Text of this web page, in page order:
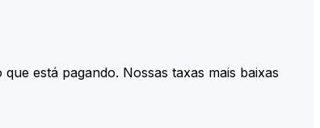
está pagando. Nossas taxas mais baixas